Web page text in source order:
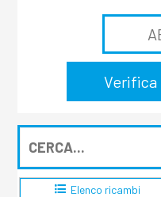
Elenco ricambi